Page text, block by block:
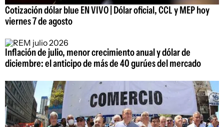
Cotización dólar blue EN VIVO | Dólar oficial, CCL y MEP hoy
viernes 7 de agosto
Inflación de julio, menor crecimiento anual y dólar de
diciembre: el anticipo de más de 40 gurúes del mercado